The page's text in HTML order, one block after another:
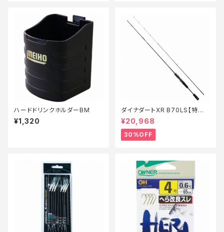
ハードドリンクホルダーBM
¥1,320
ダイナダートXR B70LS【特価
ロッド】【30】
¥20,968
30%OFF